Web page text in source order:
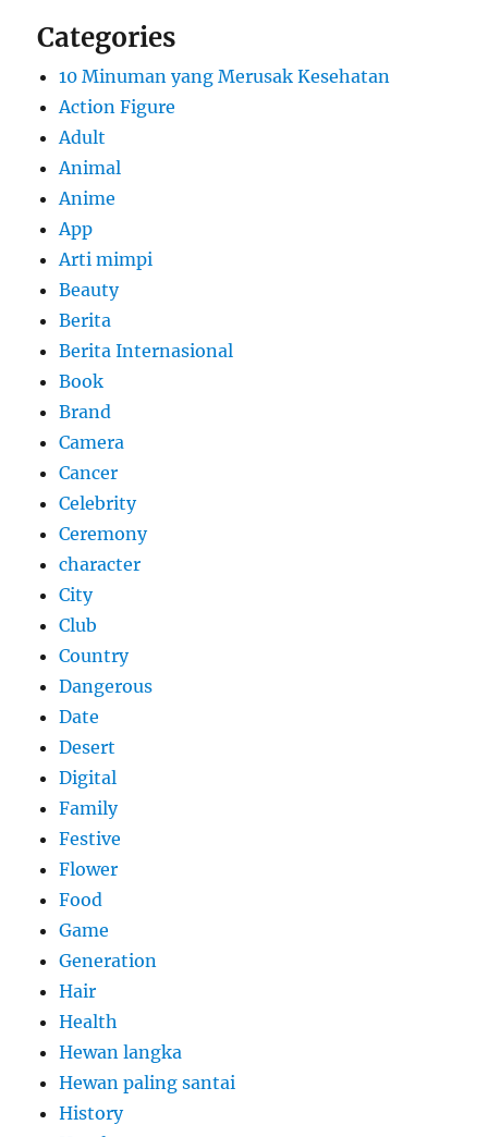
Categories
10 Minuman yang Merusak Kesehatan
Action Figure
Adult
Animal
Anime
App
Arti mimpi
Beauty
Berita
Berita Internasional
Book
Brand
Camera
Cancer
Celebrity
Ceremony
character
City
Club
Country
Dangerous
Date
Desert
Digital
Family
Festive
Flower
Food
Game
Generation
Hair
Health
Hewan langka
Hewan paling santai
History